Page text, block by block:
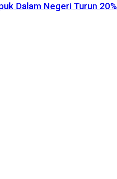
Dalam Negeri Turun 20%